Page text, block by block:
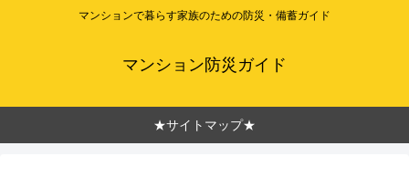
マンションで暮らす家族のための防災・備蓄ガイド
マンション防災ガイド
★サイトマップ★